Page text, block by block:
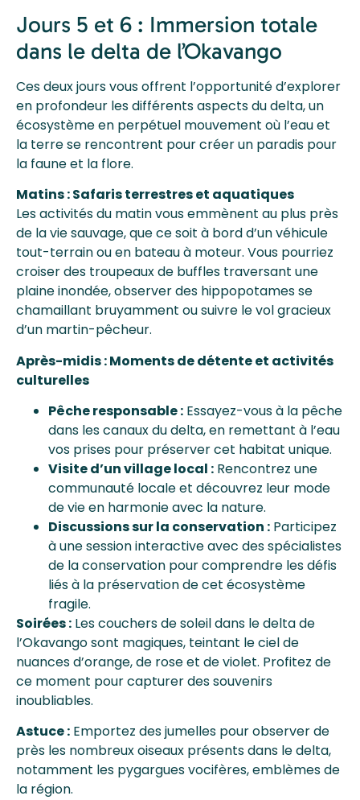
Jours 5 et 6 : Immersion totale
dans le delta de l’Okavango
Ces deux jours vous offrent l’opportunité d’explorer
en profondeur les différents aspects du delta, un
écosystème en perpétuel mouvement où l’eau et
la terre se rencontrent pour créer un paradis pour
la faune et la flore.
Matins : Safaris terrestres et aquatiques
Les activités du matin vous emmènent au plus près
de la vie sauvage, que ce soit à bord d’un véhicule
tout-terrain ou en bateau à moteur. Vous pourriez
croiser des troupeaux de buffles traversant une
plaine inondée, observer des hippopotames se
chamaillant bruyamment ou suivre le vol gracieux
d’un martin-pêcheur.
Après-midis : Moments de détente et activités
culturelles
Pêche responsable : Essayez-vous à la pêche
dans les canaux du delta, en remettant à l’eau
vos prises pour préserver cet habitat unique.
Visite d’un village local : Rencontrez une
communauté locale et découvrez leur mode
de vie en harmonie avec la nature.
Discussions sur la conservation : Participez
à une session interactive avec des spécialistes
de la conservation pour comprendre les défis
liés à la préservation de cet écosystème
fragile.
Soirées : Les couchers de soleil dans le delta de
l’Okavango sont magiques, teintant le ciel de
nuances d’orange, de rose et de violet. Profitez de
ce moment pour capturer des souvenirs
inoubliables.
Astuce : Emportez des jumelles pour observer de
près les nombreux oiseaux présents dans le delta,
notamment les pygargues vocifères, emblèmes de
la région.